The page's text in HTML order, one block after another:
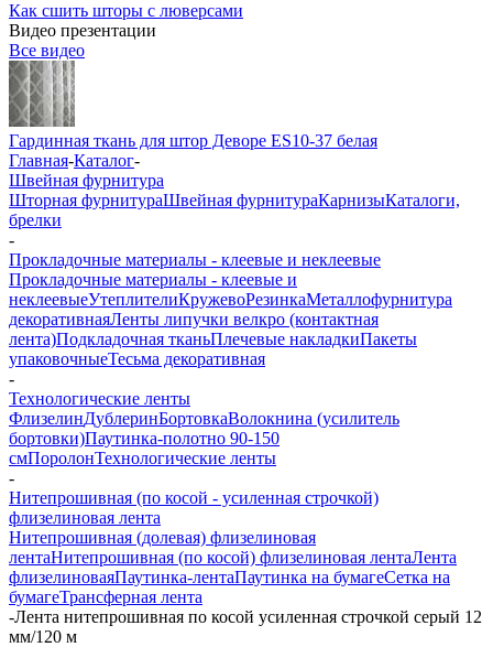
Как сшить шторы с люверсами
Видео презентации
Все видео
Гардинная ткань для штор Деворе ES10-37 белая
Главная-Каталог-
Швейная фурнитура
Шторная фурнитураШвейная фурнитураКарнизыКаталоги,
брелки
-
Прокладочные материалы - клеевые и неклеевые
Прокладочные материалы - клеевые и
неклеевыеУтеплителиКружевоРезинкаМеталлофурнитура
декоративнаяЛенты липучки велкро (контактная
лента)Подкладочная тканьПлечевые накладкиПакеты
упаковочныеТесьма декоративная
-
Технологические ленты
ФлизелинДублеринБортовкаВолокнина (усилитель
бортовки)Паутинка-полотно 90-150
смПоролонТехнологические ленты
-
Нитепрошивная (по косой - усиленная строчкой)
флизелиновая лента
Нитепрошивная (долевая) флизелиновая
лентаНитепрошивная (по косой) флизелиновая лентаЛента
флизелиноваяПаутинка-лентаПаутинка на бумагеСетка на
бумагеТрансферная лента
-Лента нитепрошивная по косой усиленная строчкой серый 12
мм/120 м